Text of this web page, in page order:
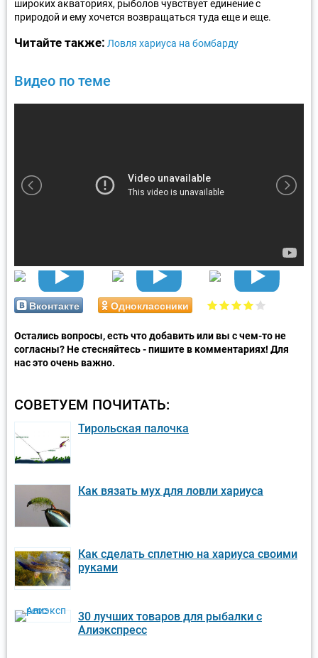
широких акваториях, рыболов чувствует единение с
природой и ему хочется возвращаться туда еще и еще.
Читайте также: Ловля хариуса на бомбарду
Видео по теме
Вконтакте Одноклассники
Остались вопросы, есть что добавить или вы с чем-то не
согласны? Не стесняйтесь - пишите в комментариях! Для
нас это очень важно.
СОВЕТУЕМ ПОЧИТАТЬ:
Тирольская палочка
Как вязать мух для ловли хариуса
Как сделать сплетню на хариуса своими
руками
30 лучших товаров для рыбалки с
Алиэкспресс